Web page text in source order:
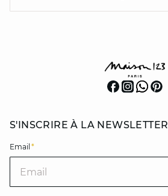
S'INSCRIRE À LA NEWSLETTER
Email *